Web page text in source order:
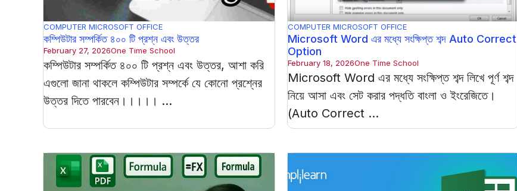
COMPUTER MICROSOFT OFFICE
কম্পিউটার সম্পর্কিত ৪০০ টি প্রশ্ন এবং উত্তর
February 27, 2026One Time School
কম্পিউটার সম্পর্কিত ৪০০ টি প্রশ্ন এবং উত্তর, আশা করি
এগুলো জানা থাকলে কম্পিউটার সম্পর্কে যে কোনো প্রশ্নের
উত্তর দিতে পারবেন।।।।। ...
COMPUTER MICROSOFT OFFICE
Microsoft Word এর মধ্যে সংক্ষিপ্ত শব্দ Auto Correct
Option
February 18, 2026One Time School
Microsoft Word এর মধ্যে সংক্ষিপ্ত শব্দ লিখে পূর্ণ শব্দ
নিয়ে আসা এবং সেট করার পদ্ধতি বাংলা ও ইংরেজিতে।
(Auto Correct ...